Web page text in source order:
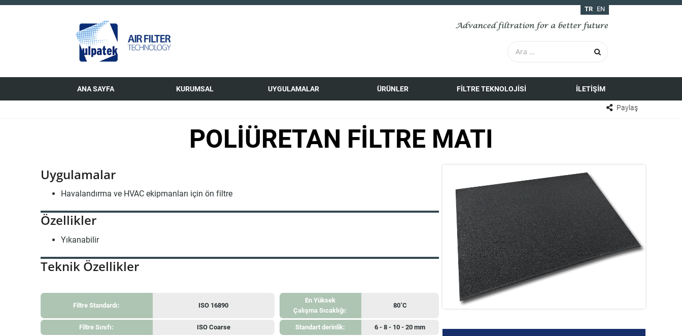
TR EN
ANA SAYFA KURUMSAL UYGULAMALAR ÜRÜNLER FILTRE TEKNOLOJISI İLETIŞIM
Paylaş
POLİÜRETAN FİLTRE MATI
Uygulamalar
Havalandırma ve HVAC ekipmanları için ön filtre
Özellikler
Yıkanabilir
Teknik Özellikler
Filtre Standardı: ISO 16890
En Yüksek
Çalışma Sıcaklığı:
80˚C
Filtre Sınıfı: ISO Coarse Standart derinlik: 6 - 8 - 10 - 20 mm